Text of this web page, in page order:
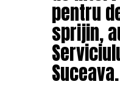
pentru
sprijin,
Suceava.